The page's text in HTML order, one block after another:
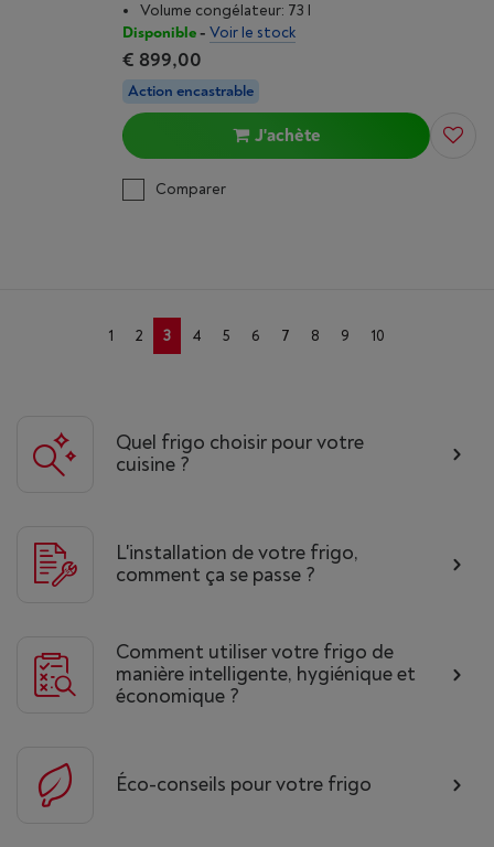
Volume congélateur: 73 l
Disponible- Voir le stock
€ 899,00
Action encastrable
J'achète
Comparer
1 2 3 4 5 6 7 8 9 10
Quel frigo choisir pour votre
cuisine ?
L'installation de votre frigo,
comment ça se passe ?
Comment utiliser votre frigo de
manière intelligente, hygiénique et
économique ?
Éco-conseils pour votre frigo